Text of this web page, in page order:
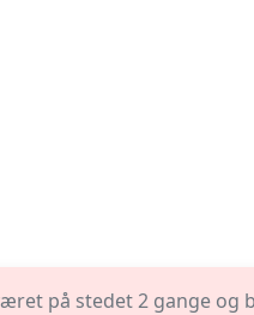
på stedet 2 gange og